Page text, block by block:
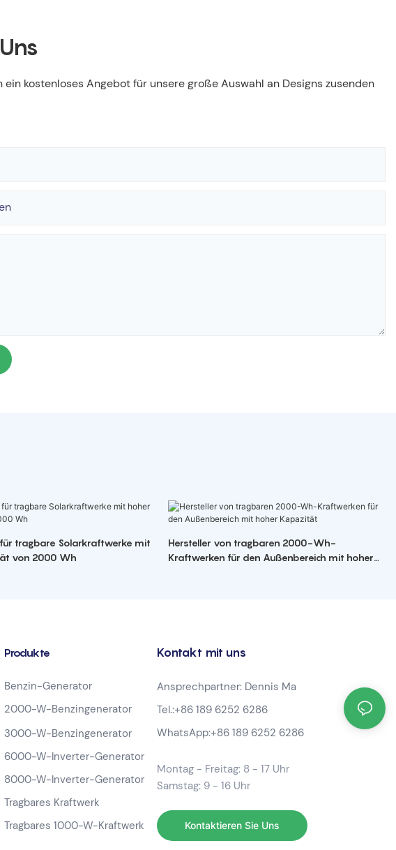
kostenloses Angebot für unsere große Auswahl an Designs zusenden
tragbare Solarkraftwerke mit
von 2000 Wh
Hersteller von tragbaren 2000-Wh-
Kraftwerken für den Außenbereich mit hoher
Produkte
Benzin-Generator
2000-W-Benzingenerator
3000-W-Benzingenerator
6000-W-Inverter-Generator
8000-W-Inverter-Generator
Tragbares Kraftwerk
Tragbares 1000-W-Kraftwerk
Kontakt mit uns
Ansprechpartner: Dennis Ma
Tel.:+86 189 6252 6286
WhatsApp:+86 189 6252 6286
Montag - Freitag: 8 - 17 Uhr
Samstag: 9 - 16 Uhr
Kontaktieren Sie Uns